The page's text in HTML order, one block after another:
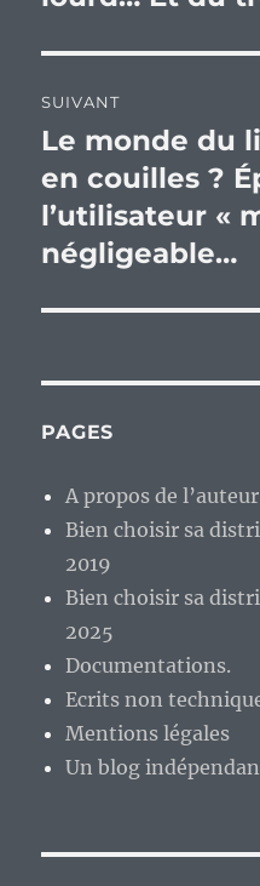
SUIVANT
Publication
suivante :
Le monde du
en couilles ?
l’utilisateur «
négligeable…
PAGES
A propos de
Bien choisir sa
2019
Bien choisir sa
2025
Documentations.
Ecrits non
Mentions légales
Un blog